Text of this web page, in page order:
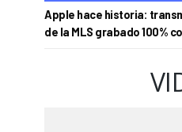
Apple hace historia:
de la MLS grabado 100%